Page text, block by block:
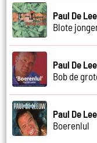
Paul De
Blote
Paul De
Bob de
Paul De
Boerenlul